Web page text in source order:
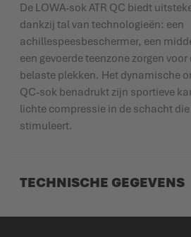
De LOWA-sok ATR QC biedt
dankzij tal van technologieën: een
achillespeesbeschermer, een
een gevoerde teenzone zorgen
belaste plekken. Het dynamische
QC-sok benadrukt zijn sportieve
lichte compressie in de schacht
stimuleert.
TECHNISCHE GEGEVENS